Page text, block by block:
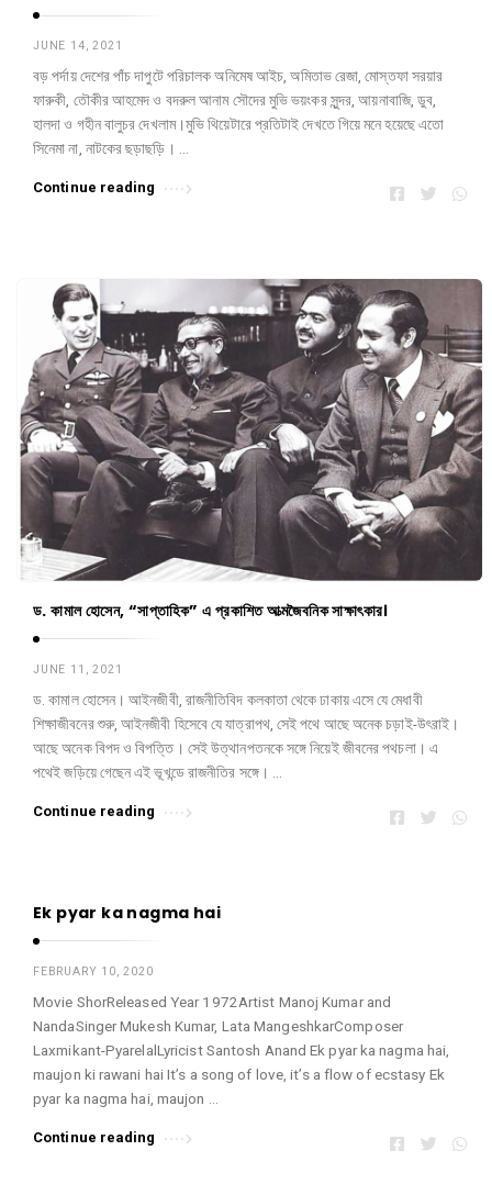
JUNE 14, 2021
বড় পর্দায় দেশের পাঁচ দাপুটে পরিচালক অনিমেষ আইচ, অমিতাভ রেজা, মোস্তফা সরয়ার
ফারুকী, ‎তৌকীর আহমেদ ও বদরুল আনাম সৌদের মুভি ভয়ংকর সুন্দর, আয়নাবাজি, ডুব,
হালদা ও গহীন বালুচর দেখলাম।মুভি থিয়েটারে প্রতিটাই দেখতে গিয়ে মনে হয়েছে এতো
সিনেমা না, নাটকের ছড়াছড়ি। …
Continue reading
ড. কামাল হোসেন, “সাপ্তাহিক” এ প্রকাশিত আত্মজৈবনিক সাক্ষাৎকার।
JUNE 11, 2021
ড. কামাল হোসেন। আইনজীবী, রাজনীতিবিদ কলকাতা থেকে ঢাকায় এসে যে মেধাবী
শিক্ষাজীবনের শুরু, আইনজীবী হিসেবে যে যাত্রাপথ, সেই পথে আছে অনেক চড়াই-উৎরাই।
আছে অনেক বিপদ ও বিপত্তি। সেই উত্থানপতনকে সঙ্গে নিয়েই জীবনের পথচলা। এ
পথেই জড়িয়ে গেছেন এই ভূখন্ডে রাজনীতির সঙ্গে। …
Continue reading
Ek pyar ka nagma hai
FEBRUARY 10, 2020
Movie ShorReleased Year 1972Artist Manoj Kumar and
NandaSinger Mukesh Kumar, Lata MangeshkarComposer
Laxmikant-PyarelalLyricist Santosh Anand Ek pyar ka nagma hai,
maujon ki rawani hai It’s a song of love, it’s a flow of ecstasy Ek
pyar ka nagma hai, maujon …
Continue reading